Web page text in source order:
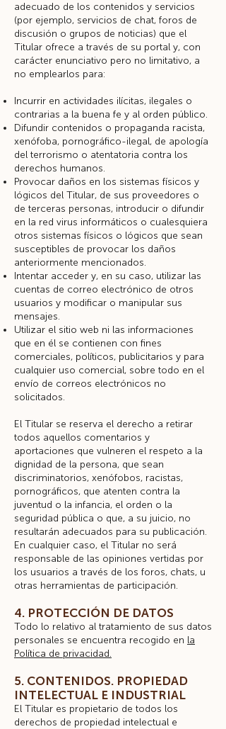
adecuado de los contenidos y servicios
(por ejemplo, servicios de chat, foros de
discusión o grupos de noticias) que el
Titular ofrece a través de su portal y, con
carácter enunciativo pero no limitativo, a
no emplearlos para:
Incurrir en actividades ilícitas, ilegales o
contrarias a la buena fe y al orden público.
Difundir contenidos o propaganda racista,
xenófoba, pornográfico-ilegal, de apología
del terrorismo o atentatoria contra los
derechos humanos.
Provocar daños en los sistemas físicos y
lógicos del Titular, de sus proveedores o
de terceras personas, introducir o difundir
en la red virus informáticos o cualesquiera
otros sistemas físicos o lógicos que sean
susceptibles de provocar los daños
anteriormente mencionados.
Intentar acceder y, en su caso, utilizar las
cuentas de correo electrónico de otros
usuarios y modificar o manipular sus
mensajes.
Utilizar el sitio web ni las informaciones
que en él se contienen con fines
comerciales, políticos, publicitarios y para
cualquier uso comercial, sobre todo en el
envío de correos electrónicos no
solicitados.
El Titular se reserva el derecho a retirar
todos aquellos comentarios y
aportaciones que vulneren el respeto a la
dignidad de la persona, que sean
discriminatorios, xenófobos, racistas,
pornográficos, que atenten contra la
juventud o la infancia, el orden o la
seguridad pública o que, a su juicio, no
resultarán adecuados para su publicación.
En cualquier caso, el Titular no será
responsable de las opiniones vertidas por
los usuarios a través de los foros, chats, u
otras herramientas de participación.
4. PROTECCIÓN DE DATOS
Todo lo relativo al tratamiento de sus datos
personales se encuentra recogido en la
Política de privacidad.
5. CONTENIDOS. PROPIEDAD
INTELECTUAL E INDUSTRIAL
El Titular es propietario de todos los
derechos de propiedad intelectual e